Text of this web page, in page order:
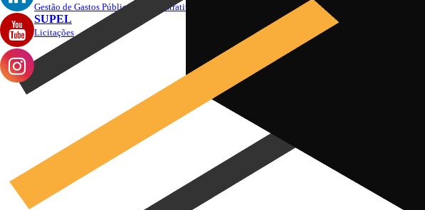
Gestão de Gastos Públicos Administrativos
SUPEL
Licitações